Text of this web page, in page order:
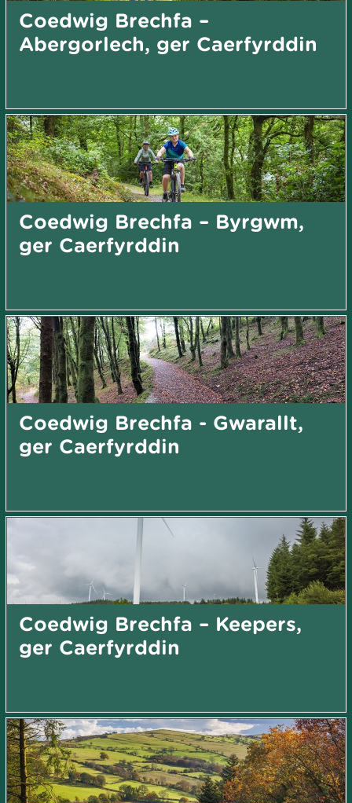
Coedwig Brechfa –
Abergorlech, ger Caerfyrddin
Coedwig Brechfa – Byrgwm,
ger Caerfyrddin
Coedwig Brechfa - Gwarallt,
ger Caerfyrddin
Coedwig Brechfa – Keepers,
ger Caerfyrddin